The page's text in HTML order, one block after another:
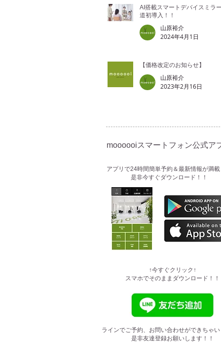
AI搭載スマートデバイスミラ
道初導入！！
山原裕介
2024年4月1日
【価格改定のお知らせ】
山原裕介
2023年2月16日
moooooiスマートフォン公式ア
アプリで24時間簡単予約＆最新情報が満
是非今すぐダウンロード！！
​↑今すぐクリック↑
スマホでそのままダウンロード！！
ラインでご予約、お問い合わせができちゃ
是非友達登録お願いします！！